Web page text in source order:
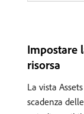
Impostare
risorsa
La vista
scadenza